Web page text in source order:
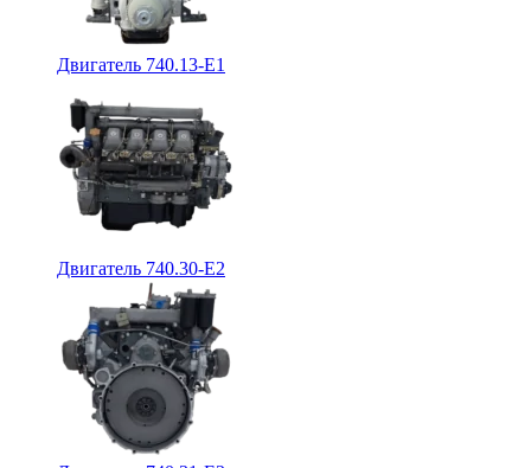
Двигатель 740.13-E1
Двигатель 740.30-E2